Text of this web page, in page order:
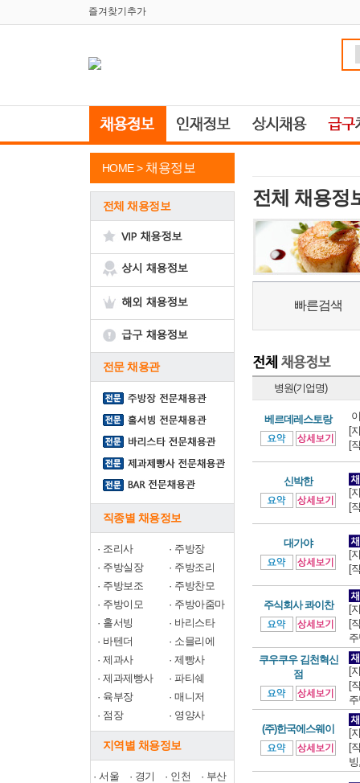
즐겨찾기추가
HOME > 채용정보
전체 채용정보
전문 채용관
직종별 채용정보
· 조리사 · 주방장
· 주방실장 · 주방조리
· 주방보조 · 주방찬모
· 주방이모 · 주방아줌마
· 홀서빙 · 바리스타
· 바텐더 · 소믈리에
·제과사 ·제빵사
·제과제빵사 ·파티쉐
· 육부장 ·매니저
· 점장 · 영양사
지역별 채용정보
· 서울 · 경기 · 인천 · 부산
전체 채용정
빠른검색
병원(기업명)
베르데레스토랑
[
[
신박한
[
[
대가야
[
[
주식회사 콰이찬
[
[
쿠우쿠우 김천혁신
점
[
[
(주)한국에스웨이
[
[